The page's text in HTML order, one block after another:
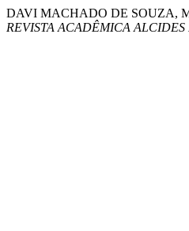
DAVI MACHADO DE SOUZA,
REVISTA ACADÊMICA ALCIDES